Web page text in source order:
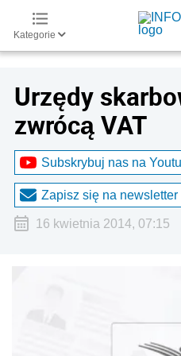
Kategorie
Urzędy
zwrócą VAT
Subskrybuj nas na
Zapisz się na newsletter
16 kwietnia 2014, 07:15